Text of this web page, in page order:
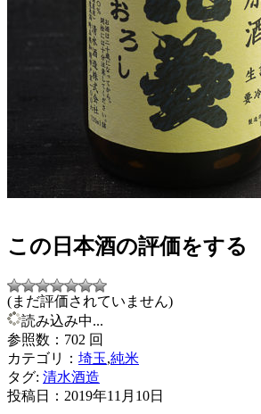
この日本酒の評価をする
(まだ評価されていません)
読み込み中...
参照数：702 回
カテゴリ： 埼玉,純米
タグ: 清水酒造
投稿日： 2019年11月10日